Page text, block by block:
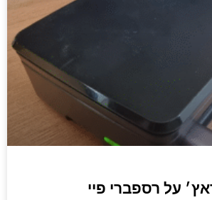
על רספברי פיי